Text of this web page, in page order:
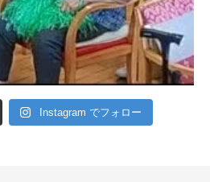
Instagram でフォロー